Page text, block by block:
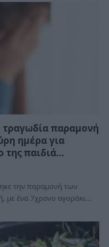
τραγωδία παραμονή
ημέρα για
της παιδιά…
την παραμονή των
με ένα 7χρονο αγοράκι…